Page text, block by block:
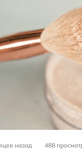
назад 488